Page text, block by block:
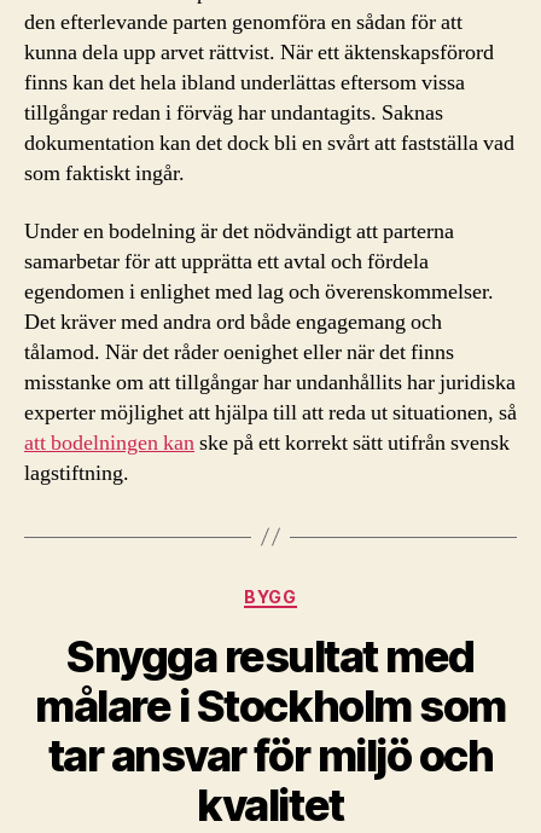
den efterlevande parten genomföra en sådan för att
kunna dela upp arvet rättvist. När ett äktenskapsförord
finns kan det hela ibland underlättas eftersom vissa
tillgångar redan i förväg har undantagits. Saknas
dokumentation kan det dock bli en svårt att fastställa vad
som faktiskt ingår.
Under en bodelning är det nödvändigt att parterna
samarbetar för att upprätta ett avtal och fördela
egendomen i enlighet med lag och överenskommelser.
Det kräver med andra ord både engagemang och
tålamod. När det råder oenighet eller när det finns
misstanke om att tillgångar har undanhållits har juridiska
experter möjlighet att hjälpa till att reda ut situationen, så
att bodelningen kanske på ett korrekt sätt utifrån svensk
lagstiftning.
Kategorier
BYGG
Snygga resultat med
målare i Stockholm som
tar ansvar för miljö och
kvalitet